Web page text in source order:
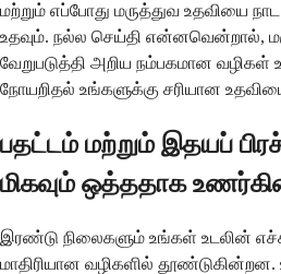
மற்றும் எப்போது மருத்துவ உதவியை
உதவும். நல்ல செய்தி என்னவென்றால்,
வேறுபடுத்தி அறிய நம்பகமான வழிகள்
நோயறிதல் உங்களுக்கு சரியான
பதட்டம் மற்றும் இதயப்
மிகவும் ஒத்ததாக
இரண்டு நிலைகளும் உங்கள் உடலின்
மாதிரியான வழிகளில்